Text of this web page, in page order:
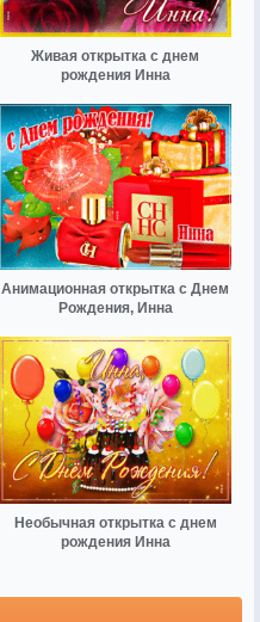
Живая открытка с днем
рождения Инна
Анимационная открытка с Днем
Рождения, Инна
Необычная открытка с днем
рождения Инна